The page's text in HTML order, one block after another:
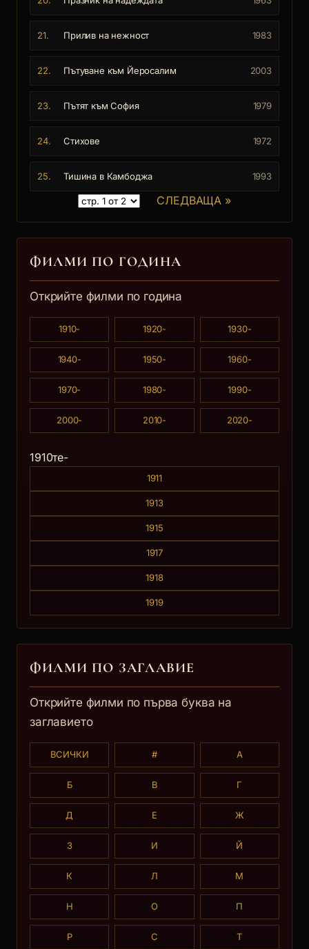
21. Прилив на нежност 1983
22. Пътуване към Йеросалим 2003
23. Пътят към София 1979
24. Стихове 1972
25. Тишина в Камбоджа 1993
СЛЕДВАЩА »
ФИЛМИ ПО ГОДИНА
Открийте филми по година
1910- 1920- 1930-
1940- 1950- 1960-
1970- 1980- 1990-
2000- 2010- 2020-
1910те-
1911
1913
1915
1917
1918
1919
ФИЛМИ ПО ЗАГЛАВИE
Открийте филми по първа буква на
заглавието
ВСИЧКИ # А
Б В Г
Д Е Ж
З И Й
К Л М
Н О П
Р С Т